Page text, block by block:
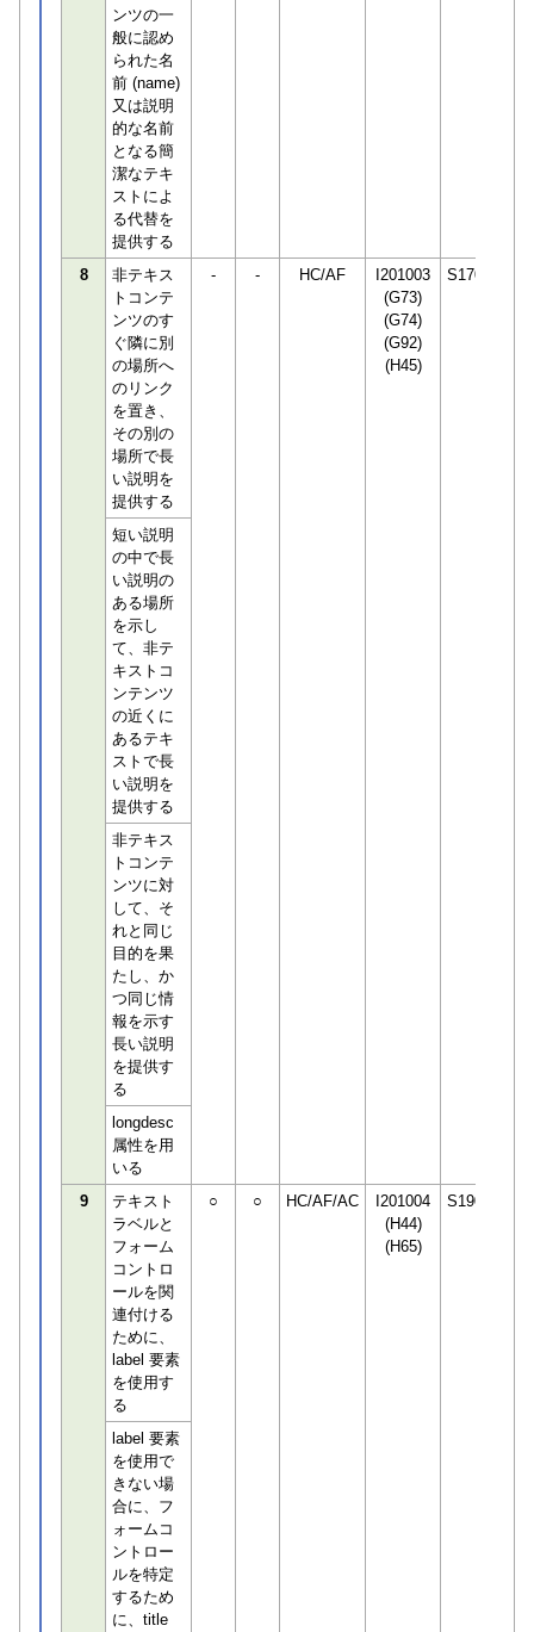
ンツの一
般に認め
られた名
前 (name)
又は説明
的な名前
となる簡
潔なテキ
ストによ
る代替を
提供する
8
非テキス
トコンテ
ンツのす
ぐ隣に別
の場所へ
のリンク
を置き、
その別の
場所で長
い説明を
提供する
- - HC/AF
I201003
(G73)
(G74)
(G92)
(H45)
S170294
短い説明
の中で長
い説明の
ある場所
を示し
て、非テ
キストコ
ンテンツ
の近くに
あるテキ
ストで長
い説明を
提供する
非テキス
トコンテ
ンツに対
して、そ
れと同じ
目的を果
たし、か
つ同じ情
報を示す
長い説明
を提供す
る
longdesc
属性を用
いる
9
テキスト
ラベルと
フォーム
コントロ
ールを関
連付ける
ために、
label 要素
を使用す
る
○ ○ HC/AF/AC
I201004
(H44)
(H65)
S190498
label 要素
を使用で
きない場
合に、フ
ォームコ
ントロー
ルを特定
するため
に、title